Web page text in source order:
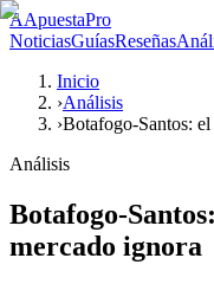
AApuestaPro
NoticiasGuíasReseñas
Inicio
›Análisis
›Botafogo-Santos:
Análisis
Botafogo-
mercado ignora